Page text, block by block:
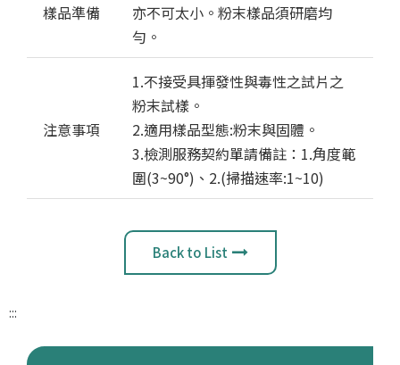
樣品準備
亦不可太小。粉末樣品須研磨均
勻。
注意事項
1.不接受具揮發性與毒性之試片之
粉末試樣。
2.適用樣品型態:粉末與固體。
3.檢測服務契約單請備註：1.角度範
圍(3~90°)、2.(掃描速率:1~10)
Back to List
:::